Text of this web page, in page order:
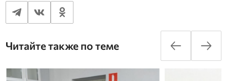
Читайте также по теме